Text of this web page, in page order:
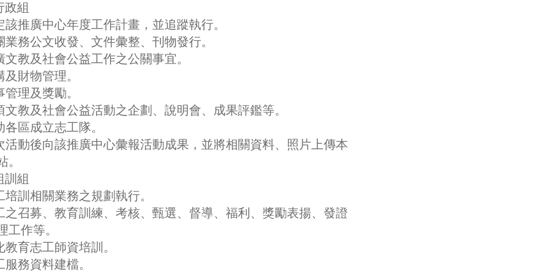
政組
該推廣中心年度工作計畫，並追蹤執行。
業務公文收發、文件彙整、刊物發行。
文教及社會公益工作之公關事宜。
及財物管理。
管理及獎勵。
文教及社會公益活動之企劃、說明會、成果評鑑等。
各區成立志工隊。
活動後向該推廣中心彙報活動成果，並將相關資料、照片上傳本
。
訓組
培訓相關業務之規劃執行。
之召募、教育訓練、考核、甄選、督導、福利、獎勵表揚、發證
工作等。
教育志工師資培訓。
服務資料建檔。